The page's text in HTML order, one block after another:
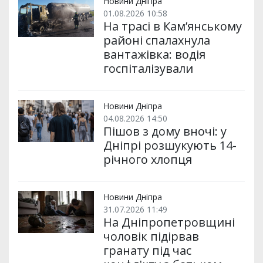
01.08.2026 10:58
На трасі в Кам’янському
районі спалахнула
вантажівка: водія
госпіталізували
Новини Дніпра
04.08.2026 14:50
Пішов з дому вночі: у
Дніпрі розшукують 14-
річного хлопця
Новини Дніпра
31.07.2026 11:49
На Дніпропетровщині
чоловік підірвав
гранату під час